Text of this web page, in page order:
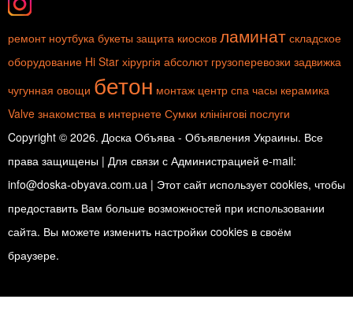
ремонт ноутбука букеты защита киосков ламинат складское
оборудование Hi Star хірургія абсолют грузоперевозки задвижка
чугунная овощи бетон монтаж центр спа часы керамика
Valve знакомства в интернете Сумки клінінгові послуги
Copyright © 2026. Доска Объява - Объявления Украины. Все
права защищены | Для связи с Администрацией e-mail:
info@doska-obyava.com.ua | Этот сайт использует cookies, чтобы
предоставить Вам больше возможностей при использовании
сайта. Вы можете изменить настройки cookies в своём
браузере.